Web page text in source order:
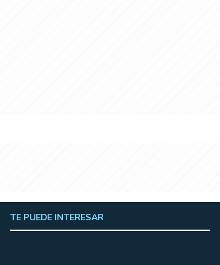
TE PUEDE INTERESAR